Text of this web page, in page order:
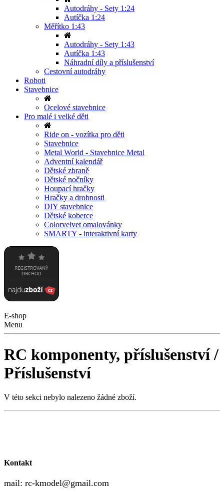
Autodráhy - Sety 1:24
Autíčka 1:24
Měřítko 1:43
Autodráhy - Sety 1:43
Autíčka 1:43
Náhradní díly a příslušenství
Cestovní autodráhy
Roboti
Stavebnice
Ocelové stavebnice
Pro malé i velké děti
Ride on - vozítka pro děti
Stavebnice
Metal World - Stavebnice Metal
Adventní kalendář
Dětské zbraně
Dětské nočníky
Houpací hračky
Hračky a drobnosti
DIY stavebnice
Dětské koberce
Colorvelvet omalovánky
SMARTY - interaktivní karty
E-shop
Menu
RC komponenty, příslušenství /
Příslušenství
V této sekci nebylo nalezeno žádné zboží.
Kontakt
mail: rc-kmodel@gmail.com